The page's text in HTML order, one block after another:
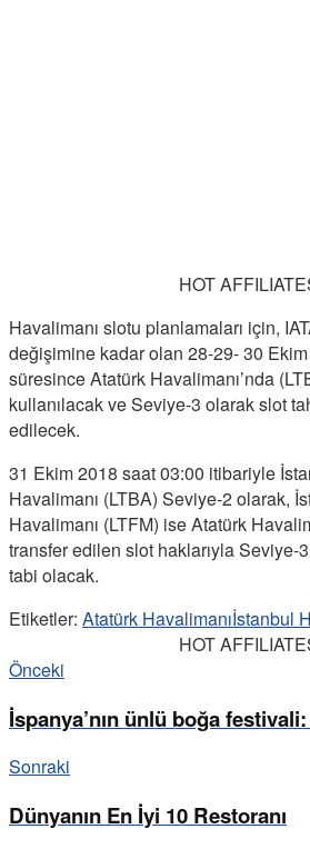
HOT
Havalimanı slotu planlamaları için,
değişimine kadar olan 28-29- 30
süresince Atatürk Havalimanı’nda
kullanılacak ve Seviye-3 olarak slot
edilecek.
31 Ekim 2018 saat 03:00 itibariyle
Havalimanı (LTBA) Seviye-2 olarak,
Havalimanı (LTFM) ise Atatürk
transfer edilen slot haklarıyla
tabi olacak.
Etiketler: Atatürk Havalimanıİstanbul
HOT
Önceki
İspanya’nın ünlü boğa
Sonraki
Dünyanın En İyi 10 Restoranı